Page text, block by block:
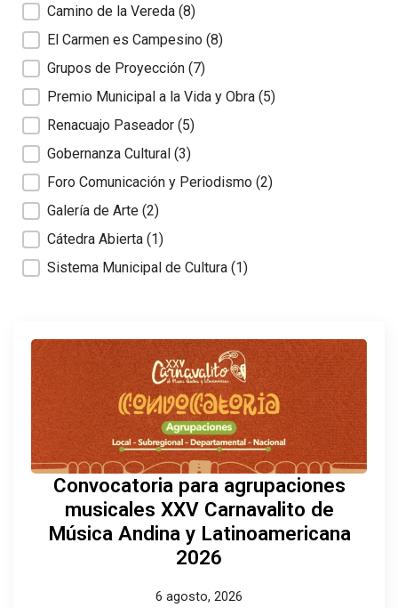
Camino de la Vereda (8)
El Carmen es Campesino (8)
Grupos de Proyección (7)
Premio Municipal a la Vida y Obra (5)
Renacuajo Paseador (5)
Gobernanza Cultural (3)
Foro Comunicación y Periodismo (2)
Galería de Arte (2)
Cátedra Abierta (1)
Sistema Municipal de Cultura (1)
Convocatoria para agrupaciones
musicales XXV Carnavalito de
Música Andina y Latinoamericana
2026
6 agosto, 2026